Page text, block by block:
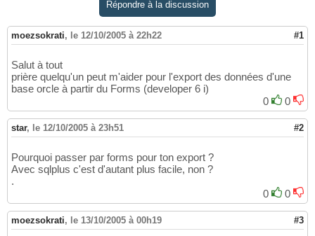
Répondre à la discussion
moezsokrati, le 12/10/2005 à 22h22 #1
Salut à tout
prière quelqu'un peut m'aider pour l'export des données d'une
base orcle à partir du Forms (developer 6 i)
0
0
star, le 12/10/2005 à 23h51 #2
Pourquoi passer par forms pour ton export ?
Avec sqlplus c'est d'autant plus facile, non ?
.
0
0
moezsokrati, le 13/10/2005 à 00h19 #3